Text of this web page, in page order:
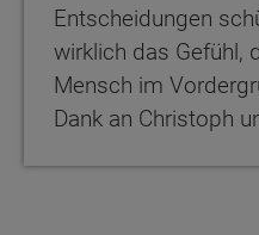
Entscheidungen
wirklich das Gefühl,
Mensch im
Dank an Christoph